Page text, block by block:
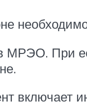
МРЭО. При